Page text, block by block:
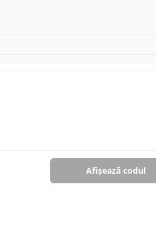
Afișează codul